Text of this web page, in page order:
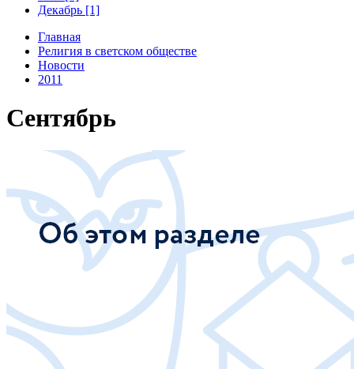
Декабрь [1]
Главная
Религия в светском обществе
Новости
2011
Сентябрь